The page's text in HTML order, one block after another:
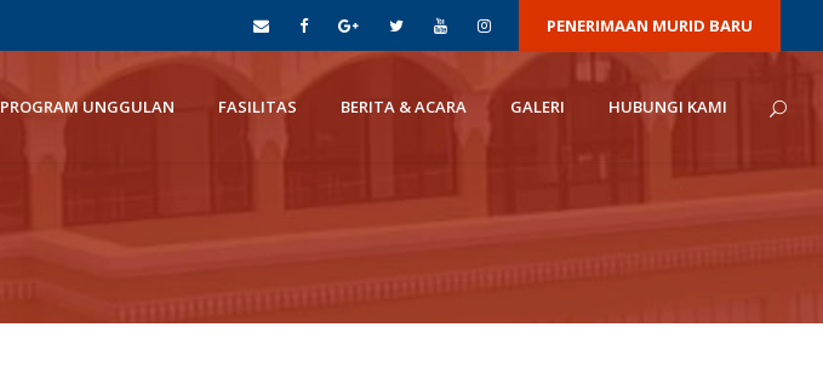
PENERIMAAN MURID BARU
PROGRAM UNGGULAN FASILITAS BERITA & ACARA GALERI HUBUNGI KAMI